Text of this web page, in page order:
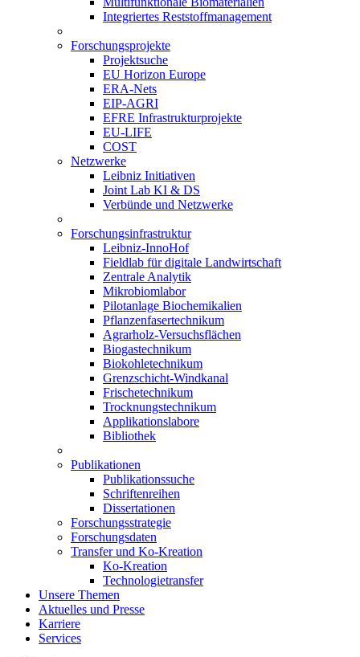
Integriertes Reststoffmanagement
Forschungsprojekte
Projektsuche
EU Horizon Europe
ERA-Nets
EIP-AGRI
EFRE Infrastrukturprojekte
EU-LIFE
COST
Netzwerke
Leibniz Initiativen
Joint Lab KI & DS
Verbünde und Netzwerke
Forschungsinfrastruktur
Leibniz-InnoHof
Fieldlab für digitale Landwirtschaft
Zentrale Analytik
Mikrobiomlabor
Pilotanlage Biochemikalien
Pflanzenfasertechnikum
Agrarholz-Versuchsflächen
Biogastechnikum
Biokohletechnikum
Grenzschicht-Windkanal
Frischetechnikum
Trocknungstechnikum
Applikationslabore
Bibliothek
Publikationen
Publikationssuche
Schriftenreihen
Dissertationen
Forschungsstrategie
Forschungsdaten
Transfer und Ko-Kreation
Ko-Kreation
Technologietransfer
Unsere Themen
Aktuelles und Presse
Karriere
Services